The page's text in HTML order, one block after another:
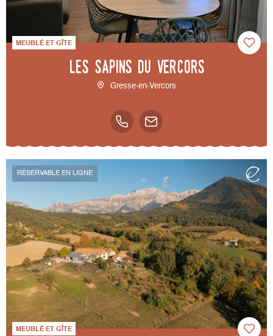
MEUBLÉ ET GÎTE
Les Sapins du Vercors
Gresse-en-Vercors
MEUBLÉ ET GÎTE
RÉSERVABLE EN LIGNE